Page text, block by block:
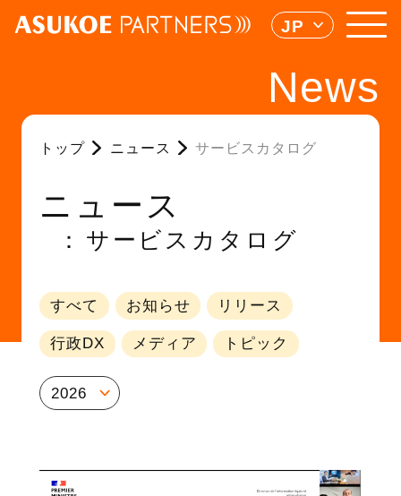
JP
News
トップ ニュース サービスカタログ
ニュース
サービスカタログ
すべて お知らせ リリース
行政DX メディア トピック
2026